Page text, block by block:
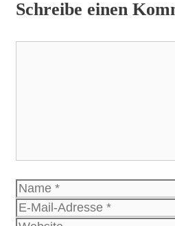
Schreibe einen
Name